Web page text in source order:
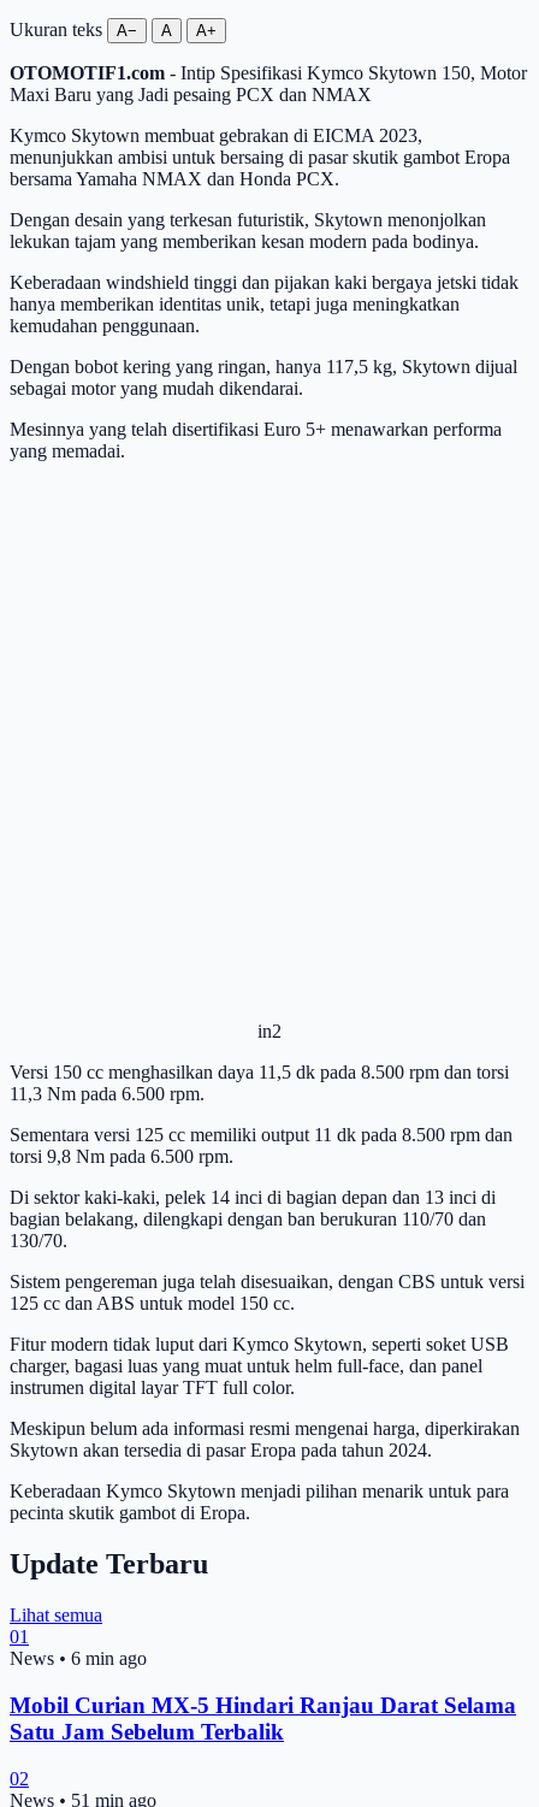
Ukuran teks A− A A+
OTOMOTIF1.com - Intip Spesifikasi Kymco Skytown 150, Motor
Maxi Baru yang Jadi pesaing PCX dan NMAX
Kymco Skytown membuat gebrakan di EICMA 2023,
menunjukkan ambisi untuk bersaing di pasar skutik gambot Eropa
bersama Yamaha NMAX dan Honda PCX.
Dengan desain yang terkesan futuristik, Skytown menonjolkan
lekukan tajam yang memberikan kesan modern pada bodinya.
Keberadaan windshield tinggi dan pijakan kaki bergaya jetski tidak
hanya memberikan identitas unik, tetapi juga meningkatkan
kemudahan penggunaan.
Dengan bobot kering yang ringan, hanya 117,5 kg, Skytown dijual
sebagai motor yang mudah dikendarai.
Mesinnya yang telah disertifikasi Euro 5+ menawarkan performa
yang memadai.
in2
Versi 150 cc menghasilkan daya 11,5 dk pada 8.500 rpm dan torsi
11,3 Nm pada 6.500 rpm.
Sementara versi 125 cc memiliki output 11 dk pada 8.500 rpm dan
torsi 9,8 Nm pada 6.500 rpm.
Di sektor kaki-kaki, pelek 14 inci di bagian depan dan 13 inci di
bagian belakang, dilengkapi dengan ban berukuran 110/70 dan
130/70.
Sistem pengereman juga telah disesuaikan, dengan CBS untuk versi
125 cc dan ABS untuk model 150 cc.
Fitur modern tidak luput dari Kymco Skytown, seperti soket USB
charger, bagasi luas yang muat untuk helm full-face, dan panel
instrumen digital layar TFT full color.
Meskipun belum ada informasi resmi mengenai harga, diperkirakan
Skytown akan tersedia di pasar Eropa pada tahun 2024.
Keberadaan Kymco Skytown menjadi pilihan menarik untuk para
pecinta skutik gambot di Eropa.
Update Terbaru
Lihat semua
01
News • 6 min ago
Mobil Curian MX-5 Hindari Ranjau Darat Selama
Satu Jam Sebelum Terbalik
02
News • 51 min ago